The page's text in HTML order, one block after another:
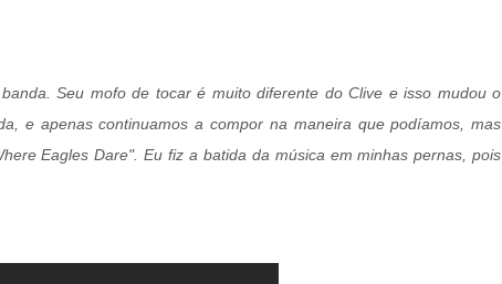
Seu mofo de tocar é muito diferente do Clive e isso mudou o
e apenas continuamos a compor na maneira que podíamos, mas
Eagles Dare". Eu fiz a batida da música em minhas pernas, pois